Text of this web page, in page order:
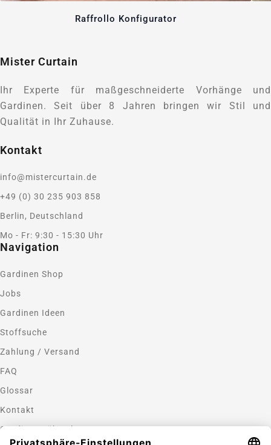
Raffrollo Konfigurator
Mister Curtain
Ihr Experte für maßgeschneiderte Vorhänge und
Gardinen. Seit über 8 Jahren bringen wir Stil und
Qualität in Ihr Zuhause.
Kontakt
info@mistercurtain.de
+49 (0) 30 235 903 858
Berlin, Deutschland
Mo - Fr: 9:30 - 15:30 Uhr
Navigation
Gardinen Shop
Jobs
Gardinen Ideen
Stoffsuche
Zahlung / Versand
FAQ
Glossar
Kontakt
Gardinen nähen lassen
Zahlungsmethoden